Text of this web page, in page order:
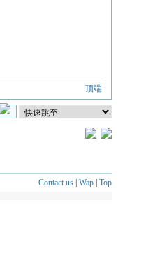
顶端
Contact us Wap Top